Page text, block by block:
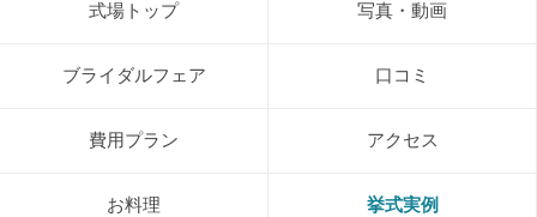
式場トップ 写真・動画
ブライダルフェア 口コミ
費用プラン アクセス
お料理 挙式実例